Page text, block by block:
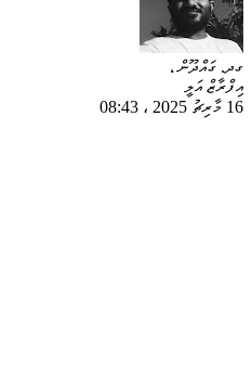
ގދ. ގައްދޫން ،
އިފްރާޒް އަލީ
16 މާރިޗު 2025
، 08:43